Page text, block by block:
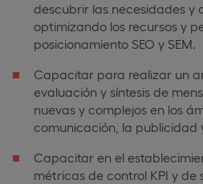
descubrir las necesidades y
optimizando los recursos y
posicionamiento SEO y SEM.
Capacitar para realizar un
evaluación y síntesis de
nuevas y complejos en los
comunicación, la publicidad
Capacitar en el
métricas de control KPI y de